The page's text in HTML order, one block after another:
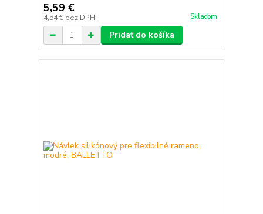
5,59 €
4,54 € bez DPH Skladom
Pridať do košíka